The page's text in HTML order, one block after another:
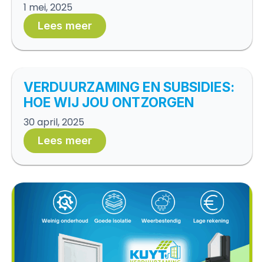
1 mei, 2025
Lees meer
VERDUURZAMING EN SUBSIDIES:
HOE WIJ JOU ONTZORGEN
30 april, 2025
Lees meer